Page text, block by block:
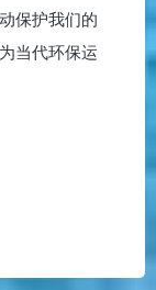
保护我们的
当代环保运